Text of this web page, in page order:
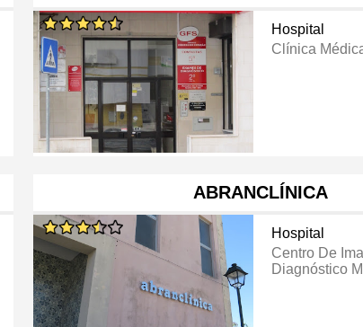
Hospital
Clínica
ABRANCLÍNICA
Hospital
Centro De
Diagnóstico